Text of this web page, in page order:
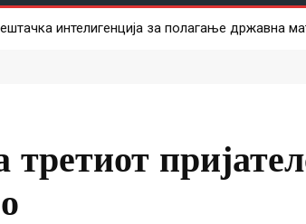
избирачките одбори за ланските избори